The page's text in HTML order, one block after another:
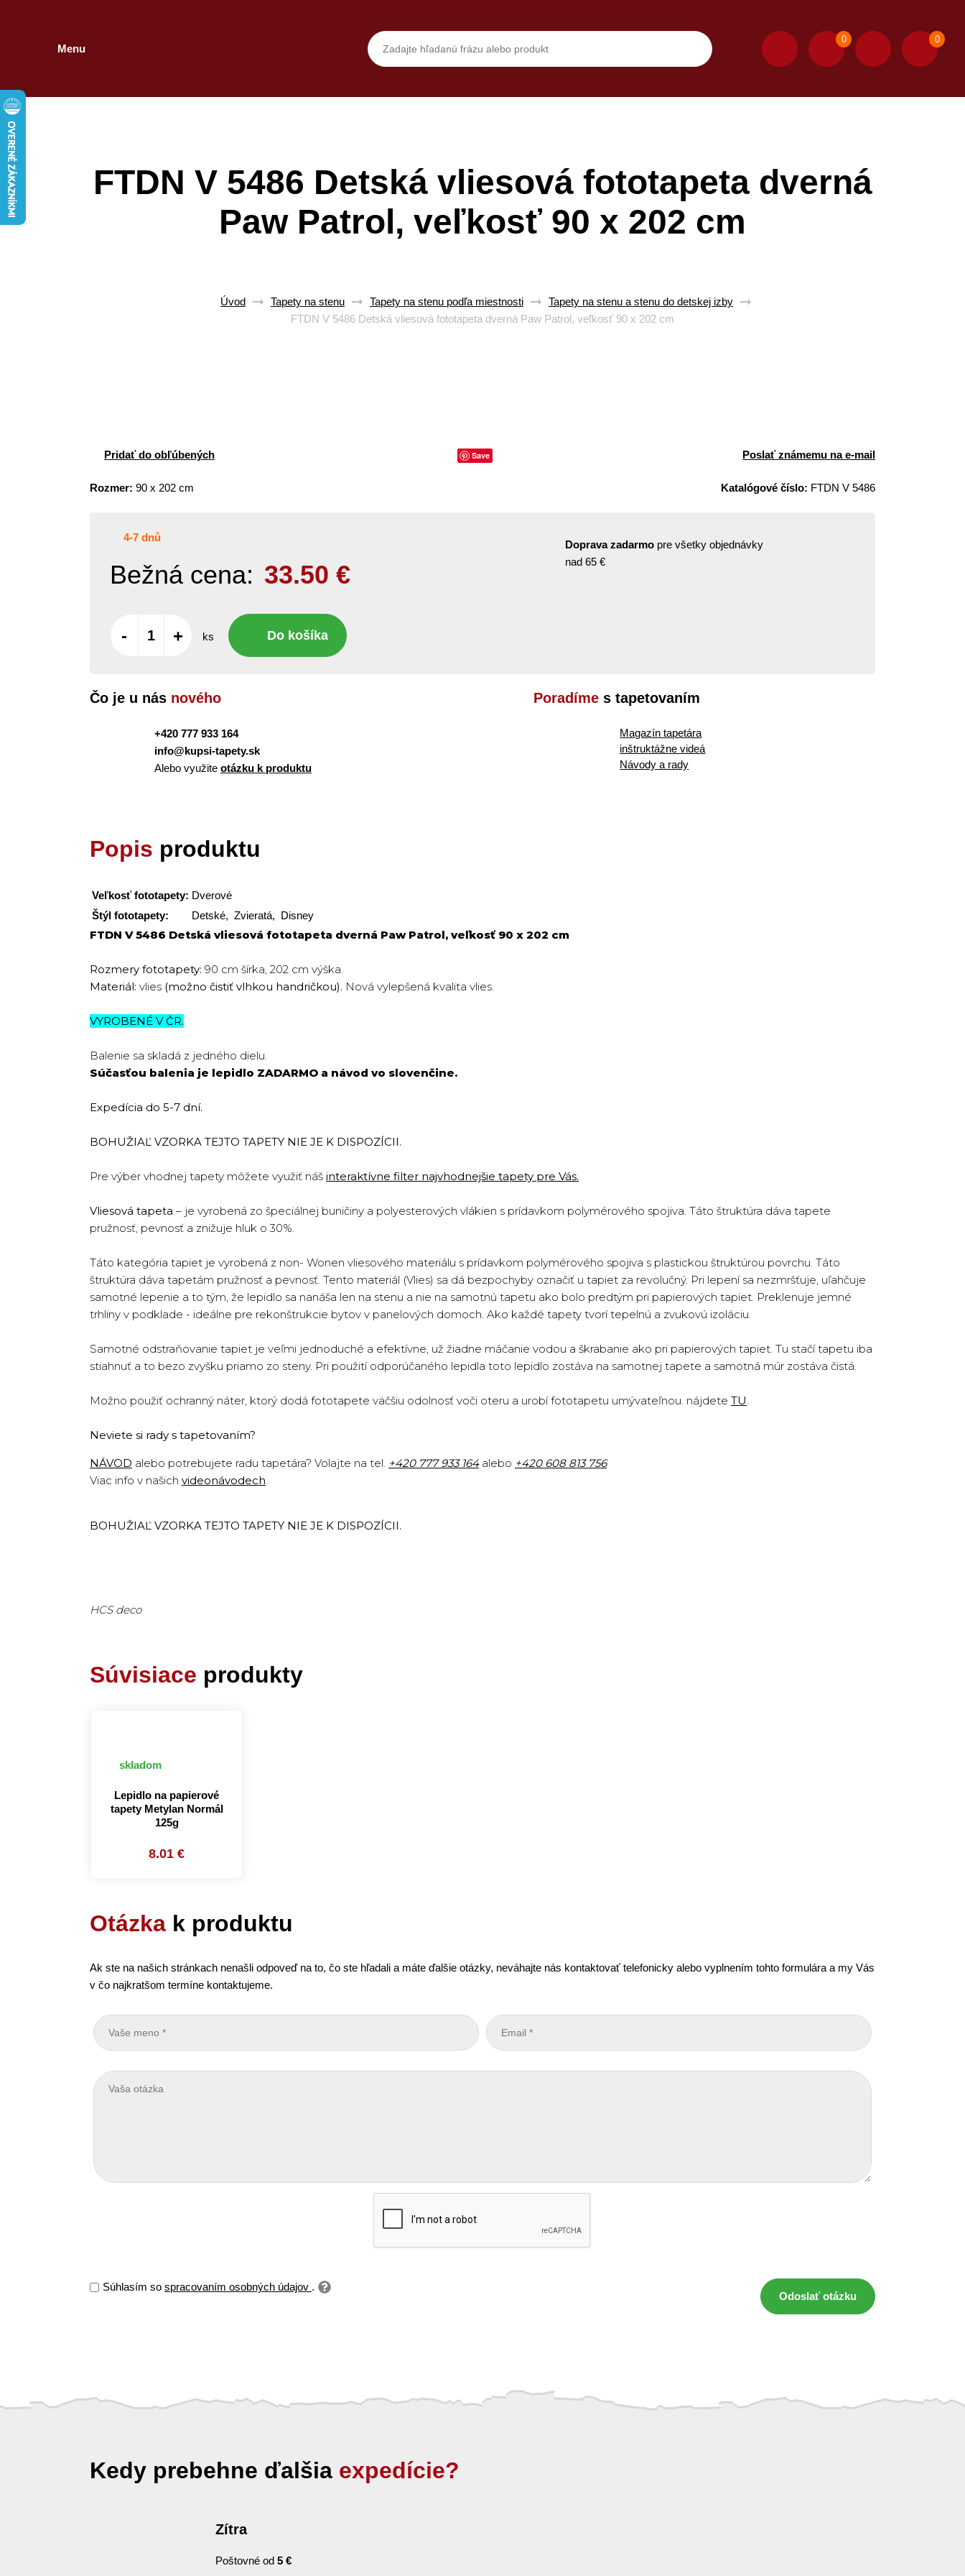
Menu
0 0
FTDN V 5486 Detská vliesová fototapeta dverná
Paw Patrol, veľkosť 90 x 202 cm
Úvod Tapety na stenu Tapety na stenu podľa miestnosti
Tapety na stenu a stenu do detskej izby
FTDN V 5486 Detská vliesová fototapeta dverná Paw Patrol, veľkosť 90 x 202 cm
Pridať do obľúbených Save Poslať známemu na e-mail
Rozmer: 90 x 202 cm Katalógové číslo: FTDN V 5486
4-7 dnů
Bežná cena: 33.50 €
- + ks Do košíka
Doprava zadarmo pre všetky objednávky
nad 65 €
Čo je u nás nového
+420 777 933 164
info@kupsi-tapety.sk
Alebo využite otázku k produktu
Poradíme s tapetovaním
Magazín tapetára
inštruktážne videá
Návody a rady
Popis produktu
Veľkosť fototapety: Dverové
Štýl fototapety:
Detské, Zvieratá, Disney
FTDN V 5486 Detská vliesová fototapeta dverná Paw Patrol, veľkosť 90 x 202 cm
Rozmery fototapety: 90 cm šírka, 202 cm výška.
Materiál: vlies (možno čistiť vlhkou handričkou). Nová vylepšená kvalita vlies.
VYROBENÉ V ČR.
Balenie sa skladá z jedného dielu.
Súčasťou balenia je lepidlo ZADARMO a návod vo slovenčine.
Expedícia do 5-7 dní.
BOHUŽIAĽ VZORKA TEJTO TAPETY NIE JE K DISPOZÍCII.
Pre výber vhodnej tapety môžete využiť náš interaktívne filter najvhodnejšie tapety pre Vás.
Vliesová tapeta – je vyrobená zo špeciálnej buničiny a polyesterových vlákien s prídavkom polymérového spojiva. Táto štruktúra dáva tapete
pružnosť, pevnosť a znižuje hluk o 30%.
Táto kategória tapiet je vyrobená z non- Wonen vliesového materiálu s prídavkom polymérového spojiva s plastickou štruktúrou povrchu. Táto
štruktúra dáva tapetám pružnosť a pevnosť. Tento materiál (Vlies) sa dá bezpochyby označiť u tapiet za revolučný. Pri lepení sa nezmršťuje, uľahčuje
samotné lepenie a to tým, že lepidlo sa nanáša len na stenu a nie na samotnú tapetu ako bolo predtým pri papierových tapiet. Preklenuje jemné
trhliny v podklade - ideálne pre rekonštrukcie bytov v panelových domoch. Ako každé tapety tvorí tepelnú a zvukovú izoláciu.
Samotné odstraňovanie tapiet je veľmi jednoduché a efektívne, už žiadne máčanie vodou a škrabanie ako pri papierových tapiet. Tu stačí tapetu iba
stiahnuť a to bezo zvyšku priamo zo steny. Pri použití odporúčaného lepidla toto lepidlo zostáva na samotnej tapete a samotná múr zostáva čistá.
Možno použiť ochranný náter, ktorý dodá fototapete väčšiu odolnosť voči oteru a urobí fototapetu umývateľnou. nájdete TU.
Neviete si rady s tapetovaním?
NÁVOD alebo potrebujete radu tapetára? Volajte na tel. +420 777 933 164alebo +420 608 813 756
Viac info v našich videonávodech.
BOHUŽIAĽ VZORKA TEJTO TAPETY NIE JE K DISPOZÍCII.
HCS deco
Súvisiace produkty
skladom
Lepidlo na papierové
tapety Metylan Normál
125g
8.01 €
Otázka k produktu
Ak ste na našich stránkach nenašli odpoveď na to, čo ste hľadali a máte ďalšie otázky, neváhajte nás kontaktovať telefonicky alebo vyplnením tohto formulára a my Vás
v čo najkratšom termíne kontaktujeme.
Súhlasím so spracovaním osobných údajov .
Odoslať otázku
Kedy prebehne ďalšia expedície?
Zítra
Poštovné od 5 €